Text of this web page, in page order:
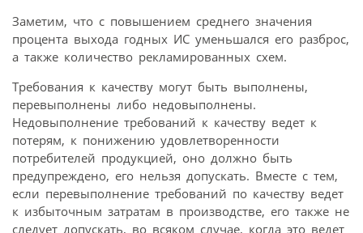
Заметим, что с повышением среднего значения
процента выхода годных ИС уменьшался его разброс,
а также количество рекламированных схем.
Требования к качеству могут быть выполнены,
перевыполнены либо недовыполнены.
Недовыполнение требований к качеству ведет к
потерям, к понижению удовлетворенности
потребителей продукцией, оно должно быть
предупреждено, его нельзя допускать. Вместе с тем,
если перевыполнение требований по качеству ведет
к избыточным затратам в производстве, его также не
следует допускать, во всяком случае, когда это ведет